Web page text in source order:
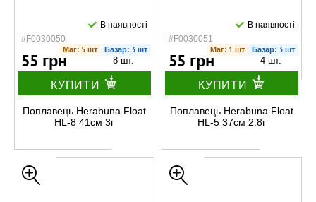
#F0030050
В наявності
Маг: 5 шт Базар: 3 шт
55 грн 8 шт.
КУПИТИ
Поплавець Herabuna Float
HL-8 41см 3г
#F0030051
В наявності
Маг: 1 шт Базар: 3 шт
55 грн 4 шт.
КУПИТИ
Поплавець Herabuna Float
HL-5 37см 2.8г